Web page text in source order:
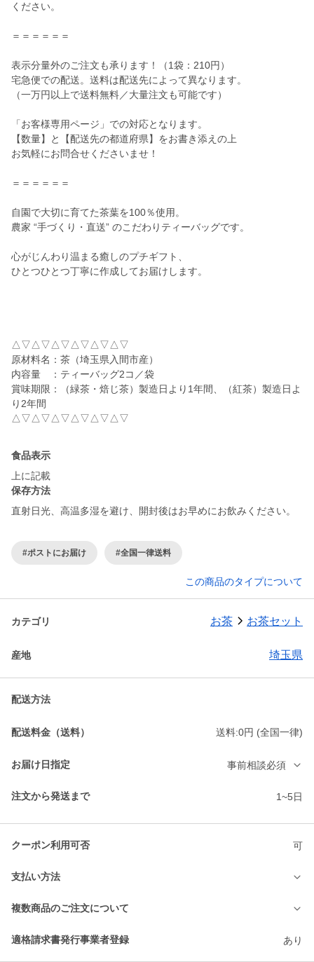
ください。
＝＝＝＝＝＝
表示分量外のご注文も承ります！（1袋：210円）
宅急便での配送。送料は配送先によって異なります。
（一万円以上で送料無料／大量注文も可能です）
「お客様専用ページ」での対応となります。
【数量】と【配送先の都道府県】をお書き添えの上
お気軽にお問合せくださいませ！
＝＝＝＝＝＝
自園で大切に育てた茶葉を100％使用。
農家 “手づくり・直送” のこだわりティーバッグです。
心がじんわり温まる癒しのプチギフト、
ひとつひとつ丁寧に作成してお届けします。
△▽△▽△▽△▽△▽△▽
原材料名：茶（埼玉県入間市産）
内容量 ：ティーバッグ2コ／袋
賞味期限：（緑茶・焙じ茶）製造日より1年間、（紅茶）製造日よ
り2年間
△▽△▽△▽△▽△▽△▽
食品表示
上に記載
保存方法
直射日光、高温多湿を避け、開封後はお早めにお飲みください。
#ポストにお届け #全国一律送料
この商品のタイプについて
カテゴリ お茶 お茶セット
産地 埼玉県
配送方法
配送料金（送料） 送料:0円 (全国一律)
お届け日指定 事前相談必須
注文から発送まで 1~5日
クーポン利用可否 可
支払い方法
複数商品のご注文について
適格請求書発行事業者登録 あり